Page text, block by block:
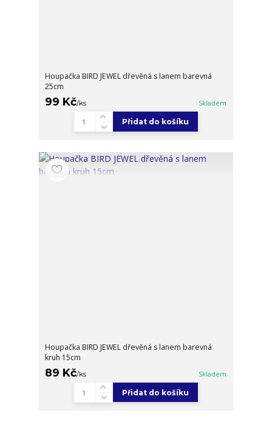
Houpačka BIRD JEWEL dřevěná s lanem barevná
25cm
99 Kč/ks Skladem
Přidat do košíku
Houpačka BIRD JEWEL dřevěná s lanem barevná
kruh 15cm
89 Kč/ks Skladem
Přidat do košíku